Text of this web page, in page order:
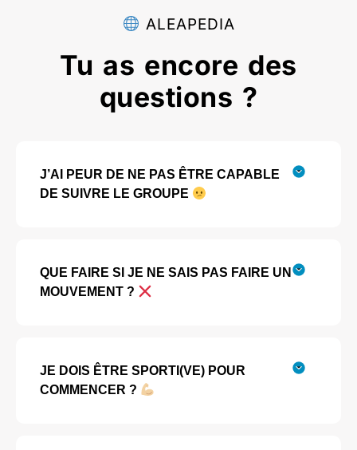
ALEAPEDIA
Tu as encore des
questions ?
J’AI PEUR DE NE PAS ÊTRE CAPABLE
DE SUIVRE LE GROUPE
QUE FAIRE SI JE NE SAIS PAS FAIRE UN
MOUVEMENT ?
JE DOIS ÊTRE SPORTI(VE) POUR
COMMENCER ?